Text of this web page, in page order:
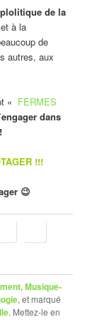
de la
et à la
de
autres, aux
« FERMES
dans
!!!
😉
,Musique-
, et marqué
. Mettez-le en